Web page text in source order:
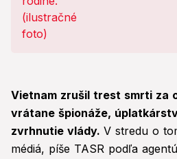
Vietnam zrušil trest smrti za
vrátane špionáže,
zvrhnutie vlády. V stredu o
médiá, píše TASR podľa